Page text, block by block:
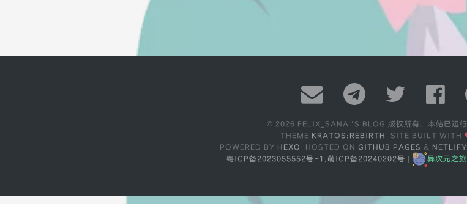
© 2026 FELIX_SANA 'S BLOG 版权所有. 本站已运行
THEME KRATOS:REBIRTH SITE BUILT WITH
POWERED BY HEXO HOSTED ON GITHUB PAGES & NETLIFY
粤ICP备2023055552号-1, 萌ICP备20240202号 异次元之旅